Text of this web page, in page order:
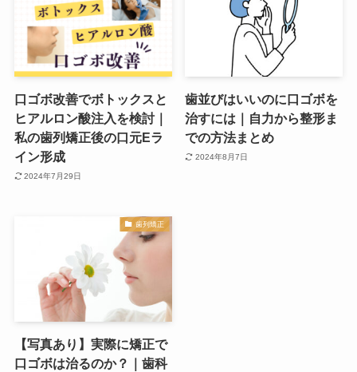
口ゴボ改善でボトックスと
ヒアルロン酸注入を検討｜
私の歯列矯正後の口元Eラ
イン形成
2024年7月29日
歯並びはいいのに口ゴボを
治すには｜自力から整形ま
での方法まとめ
2024年8月7日
歯列矯正
【写真あり】実際に矯正で
口ゴボは治るのか？｜歯科